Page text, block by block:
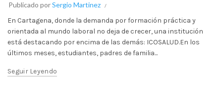
Publicado porSergio Martinez
En Cartagena, donde la demanda por formación práctica y
orientada al mundo laboral no deja de crecer, una institución
está destacando por encima de las demás: ICOSALUD.En los
últimos meses, estudiantes, padres de familia...
Seguir Leyendo